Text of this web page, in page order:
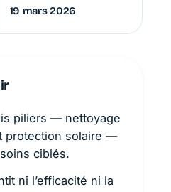
19 mars 2026
piliers — nettoyage
protection solaire —
ciblés.
ni l’efficacité ni la